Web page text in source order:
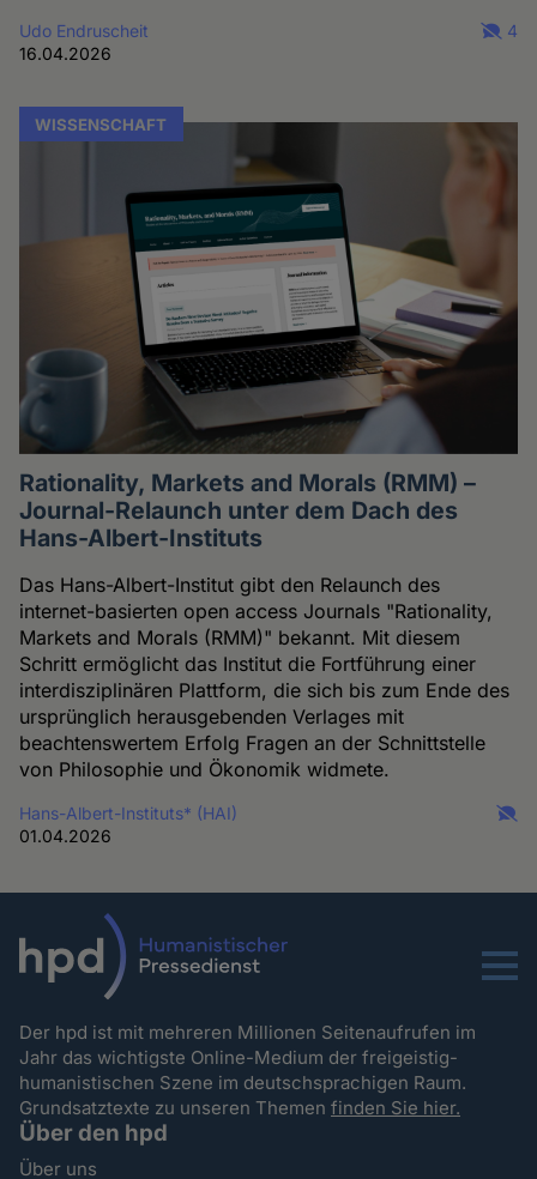
Udo Endruscheit
16.04.2026
4
WISSENSCHAFT
Rationality, Markets and Morals (RMM) –
Journal-Relaunch unter dem Dach des
Hans-Albert-Instituts
Das Hans-Albert-Institut gibt den Relaunch des
internet-basierten open access Journals "Rationality,
Markets and Morals (RMM)" bekannt. Mit diesem
Schritt ermöglicht das Institut die Fortführung einer
interdisziplinären Plattform, die sich bis zum Ende des
ursprünglich herausgebenden Verlages mit
beachtenswertem Erfolg Fragen an der Schnittstelle
von Philosophie und Ökonomik widmete.
Hans-Albert-Instituts* (HAI)
01.04.2026
Menu
Der hpd ist mit mehreren Millionen Seitenaufrufen im
Jahr das wichtigste Online-Medium der freigeistig-
humanistischen Szene im deutschsprachigen Raum.
Grundsatztexte zu unseren Themenfinden Sie hier.
Über den hpd
Über uns